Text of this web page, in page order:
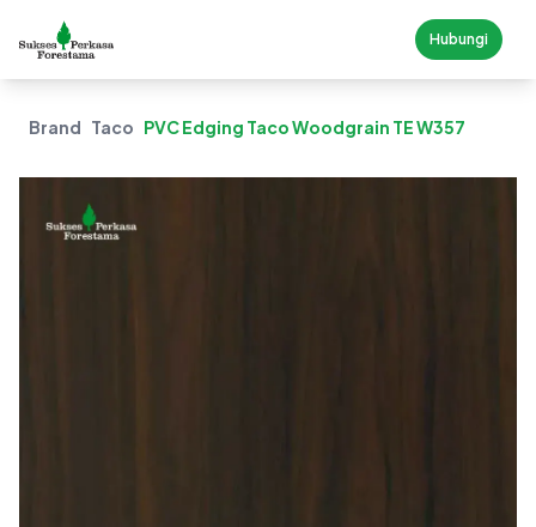
Hubungi
Brand Taco PVC Edging Taco Woodgrain TE W357